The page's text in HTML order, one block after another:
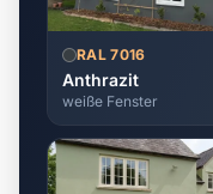
RAL 7016
Anthrazit
weiße Fenster